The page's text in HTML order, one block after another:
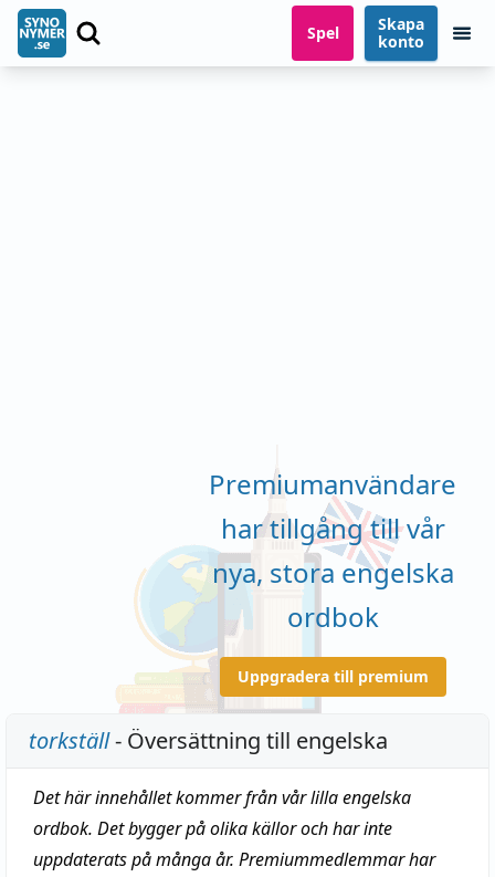
Spel
Skapa
konto
Premiumanvändare
har tillgång till vår
nya, stora engelska
ordbok
Uppgradera till premium
torkställ- Översättning till engelska
Det här innehållet kommer från vår lilla engelska
ordbok. Det bygger på olika källor och har inte
uppdaterats på många år. Premiummedlemmar har